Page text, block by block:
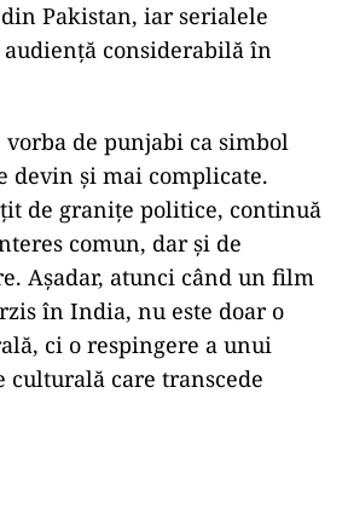
Pakistan, iar serialele
audiență considerabilă în
de punjabi ca simbol
devin și mai complicate.
de granițe politice, continuă
comun, dar și de
Așadar, atunci când un film
în India, nu este doar o
ci o respingere a unui
culturală care transcede